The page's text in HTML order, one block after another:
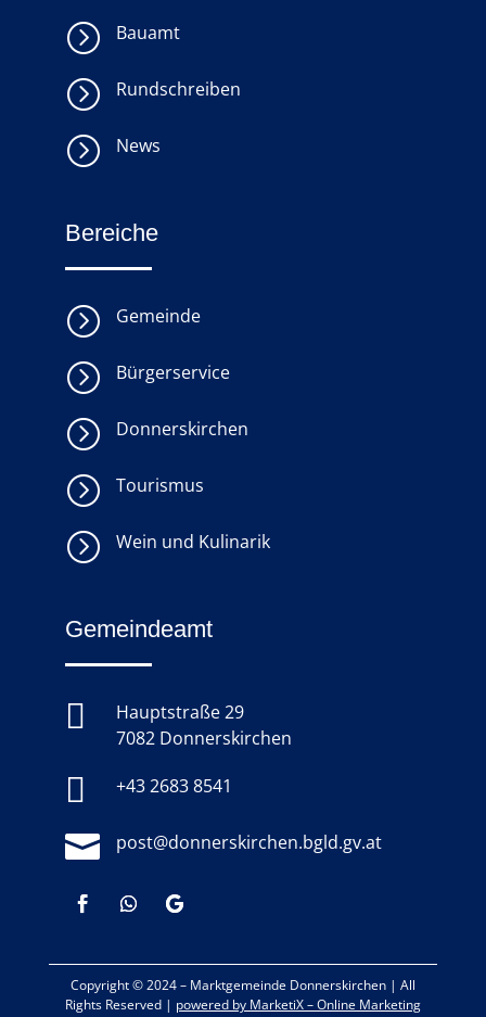
= Bauamt
= Rundschreiben
= News
Bereiche
= Gemeinde
= Bürgerservice
= Donnerskirchen
= Tourismus
= Wein und Kulinarik
Gemeindeamt

Hauptstraße 29
7082 Donnerskirchen
 +43 2683 8541
 post@donnerskirchen.bgld.gv.at
Copyright © 2024 – Marktgemeinde Donnerskirchen | All
Rights Reserved | powered by MarketiX – Online Marketing